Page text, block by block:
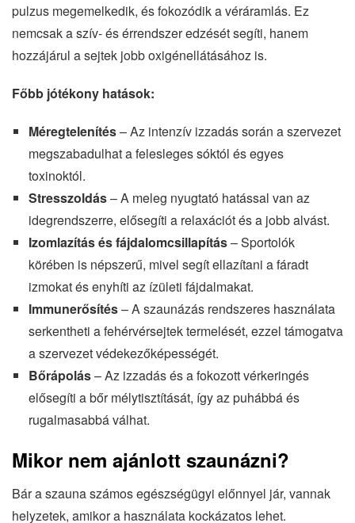
pulzus megemelkedik, és fokozódik a véráramlás. Ez
nemcsak a szív- és érrendszer edzését segíti, hanem
hozzájárul a sejtek jobb oxigénellátásához is.
Főbb jótékony hatások:
Méregtelenítés– Az intenzív izzadás során a szervezet
megszabadulhat a felesleges sóktól és egyes
toxinoktól.
Stresszoldás– A meleg nyugtató hatással van az
idegrendszerre, elősegíti a relaxációt és a jobb alvást.
Izomlazítás és fájdalomcsillapítás– Sportolók
körében is népszerű, mivel segít ellazítani a fáradt
izmokat és enyhíti az ízületi fájdalmakat.
Immunerősítés– A szaunázás rendszeres használata
serkentheti a fehérvérsejtek termelését, ezzel támogatva
a szervezet védekezőképességét.
Bőrápolás– Az izzadás és a fokozott vérkeringés
elősegíti a bőr mélytisztítását, így az puhábbá és
rugalmasabbá válhat.
Mikor nem ajánlott szaunázni?
Bár a szauna számos egészségügyi előnnyel jár, vannak
helyzetek, amikor a használata kockázatos lehet.